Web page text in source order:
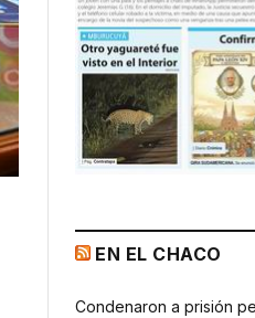
EN EL CHACO
Condenaron a prisión